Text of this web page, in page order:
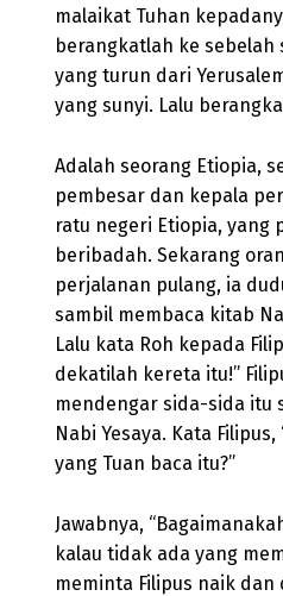
malaikat Tuhan
berangkatlah ke sebelah
yang turun dari
yang sunyi. Lalu
Adalah seorang Etiopia,
pembesar dan kepala
ratu negeri Etiopia, yang
beribadah. Sekarang
perjalanan pulang, ia
sambil membaca kitab
Lalu kata Roh kepada
dekatilah kereta itu!”
mendengar sida-sida itu
Nabi Yesaya. Kata
yang Tuan baca itu?”
Jawabnya,
kalau tidak ada yang
meminta Filipus naik